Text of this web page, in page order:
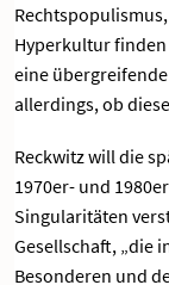
Hyperkultur
eine
allerdings, ob
Reckwitz will die
1970er- und
Singularitäten
Gesellschaft, „die
Besonderen und